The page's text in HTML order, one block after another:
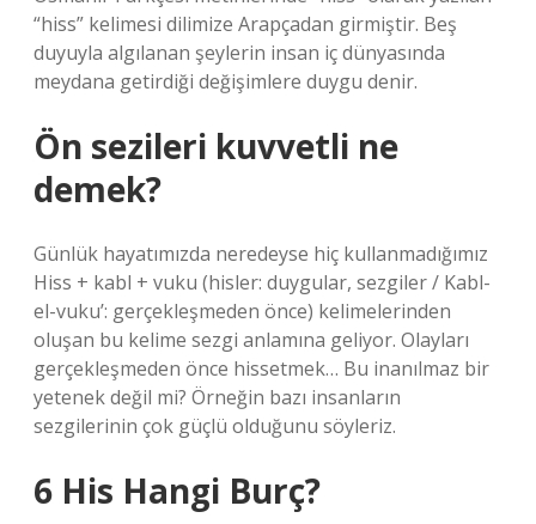
“hiss” kelimesi dilimize Arapçadan girmiştir. Beş
duyuyla algılanan şeylerin insan iç dünyasında
meydana getirdiği değişimlere duygu denir.
Ön sezileri kuvvetli ne
demek?
Günlük hayatımızda neredeyse hiç kullanmadığımız
Hiss + kabl + vuku (hisler: duygular, sezgiler / Kabl-
el-vuku’: gerçekleşmeden önce) kelimelerinden
oluşan bu kelime sezgi anlamına geliyor. Olayları
gerçekleşmeden önce hissetmek… Bu inanılmaz bir
yetenek değil mi? Örneğin bazı insanların
sezgilerinin çok güçlü olduğunu söyleriz.
6 His Hangi Burç?